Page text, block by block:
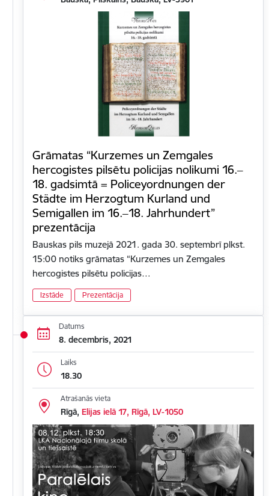
Grāmatas “Kurzemes un Zemgales
hercogistes pilsētu policijas nolikumi 16.‒
18. gadsimtā = Policeyordnungen der
Städte im Herzogtum Kurland und
Semigallen im 16.‒18. Jahrhundert”
prezentācija
Bauskas pils muzejā 2021. gada 30. septembrī plkst.
15:00 notiks grāmatas “Kurzemes un Zemgales
hercogistes pilsētu policijas…
Izstāde Prezentācija
Datums
8. decembris, 2021
Laiks
18.30
Atrašanās vieta
Rīgā, Elijas ielā 17, Rīgā, LV-1050